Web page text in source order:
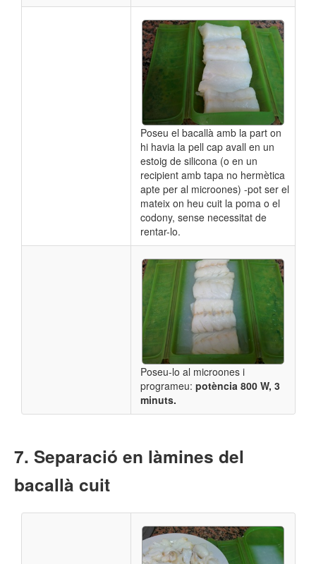
Poseu el bacallà amb la part on
hi havia la pell cap avall en un
estoig de silicona (o en un
recipient amb tapa no hermètica
apte per al microones) -pot ser el
mateix on heu cuit la poma o el
codony, sense necessitat de
rentar-lo.
Poseu-lo al microones i
programeu: potència 800 W, 3
minuts.
Separació en làmines del
bacallà cuit